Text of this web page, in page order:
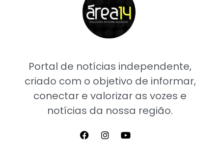
Portal de notícias independente,
criado com o objetivo de informar,
conectar e valorizar as vozes e
notícias da nossa região.